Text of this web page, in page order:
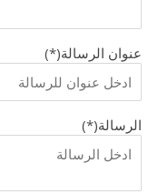
عنوان الرسالة(*)
الرسالة(*)